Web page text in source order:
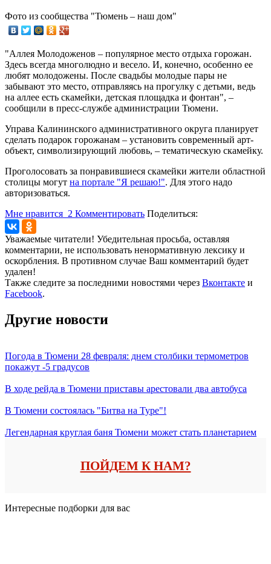
Фото из сообщества "Тюмень – наш дом"
"Аллея Молодоженов – популярное место отдыха горожан.
Здесь всегда многолюдно и весело. И, конечно, особенно ее
любят молодожены. После свадьбы молодые пары не
забывают это место, отправляясь на прогулку с детьми, ведь
на аллее есть скамейки, детская площадка и фонтан", –
сообщили в пресс-службе администрации Тюмени.
Управа Калининского административного округа планирует
сделать подарок горожанам – установить современный арт-
объект, символизирующий любовь, – тематическую скамейку.
Проголосовать за понравившиеся скамейки жители областной
столицы могут на портале "Я решаю!". Для этого надо
авторизоваться.
Мне нравится 2 Комментировать Поделиться:
Уважаемые читатели! Убедительная просьба, оставляя
комментарии, не использовать ненормативную лексику и
оскорбления. В противном случае Ваш комментарий будет
удален!
Также следите за последними новостями через Вконтакте и
Facebook.
Другие новости
Погода в Тюмени 28 февраля: днем столбики термометров
покажут -5 градусов
В ходе рейда в Тюмени приставы арестовали два автобуса
В Тюмени состоялась "Битва на Туре"!
Легендарная круглая баня Тюмени может стать планетарием
ПОЙДЕМ К НАМ?
Интересные подборки для вас